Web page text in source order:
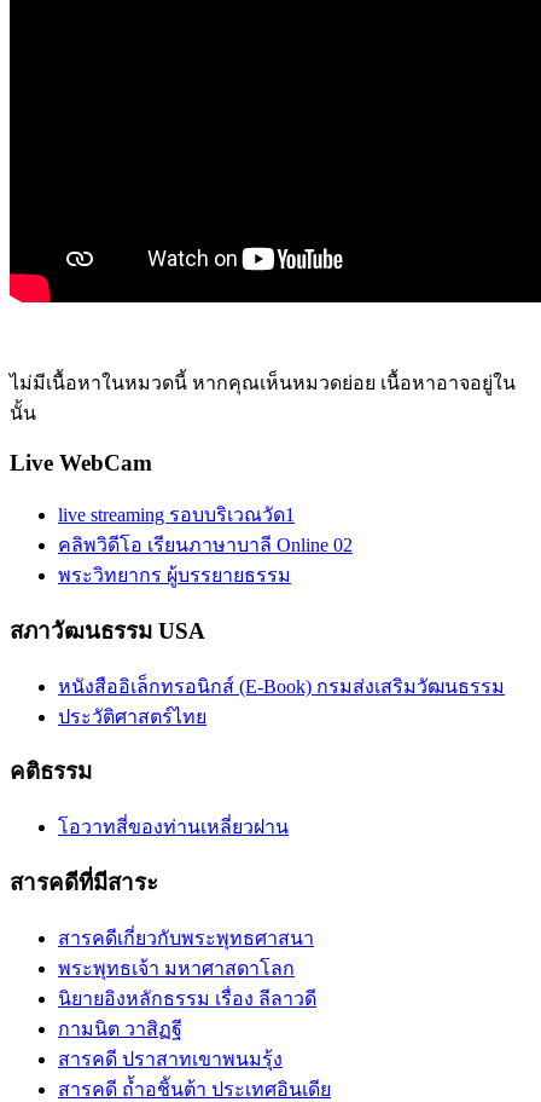
ไม่มีเนื้อหาในหมวดนี้ หากคุณเห็นหมวดย่อย เนื้อหาอาจอยู่ใน
นั้น
Live WebCam
live streaming รอบบริเวณวัด1
คลิพวิดีโอ เรียนภาษาบาลี Online 02
พระวิทยากร ผู้บรรยายธรรม
สภาวัฒนธรรม USA
หนังสืออิเล็กทรอนิกส์ (E-Book) กรมส่งเสริมวัฒนธรรม
ประวัติศาสตร์ไทย
คติธรรม
โอวาทสี่ของท่านเหลี่ยวฝาน
สารคดีที่มีสาระ
สารคดีเกี่ยวกับพระพุทธศาสนา
พระพุทธเจ้า มหาศาสดาโลก
นิยายอิงหลักธรรม เรื่อง ลีลาวดี
กามนิต วาสิฏฐี
สารคดี ปราสาทเขาพนมรุ้ง
สารคดี ถ้ำอชิันต้า ประเทศอินเดีย